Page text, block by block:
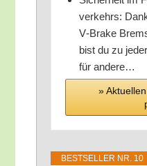
ver­kehrs:
V‑Brake
bist du zu
für andere…
»
BEST­SEL­LER NR. 10